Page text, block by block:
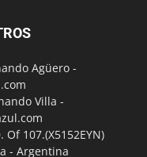
Agüero -
Villa -
107.(X5152EYN)
- Argentina